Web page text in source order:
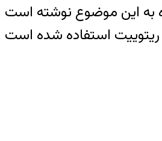
به این موضوع نوشته است